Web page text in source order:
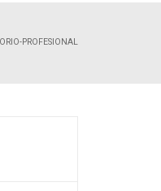
PROFESIONAL